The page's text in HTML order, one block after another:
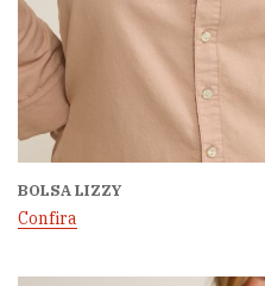
BOLSA LIZZY
Confira